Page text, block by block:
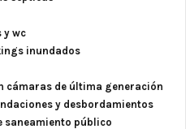
y wc
inundados
cámaras de última generación
y desbordamientos
saneamiento público